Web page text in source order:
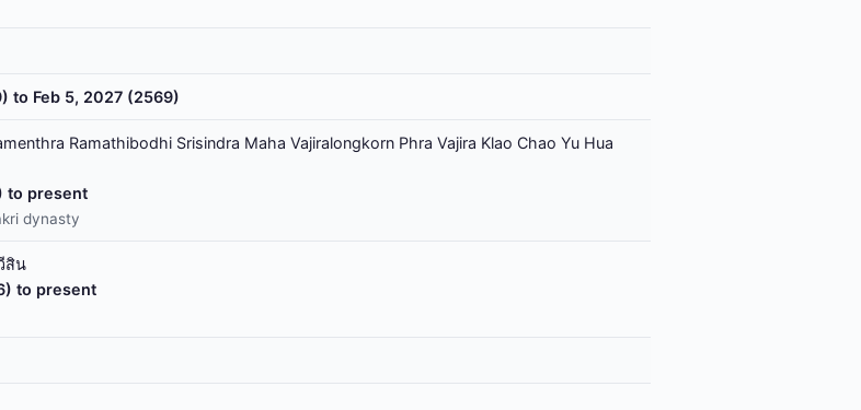
to Feb 5, 2027 (2569)
Ramathibodhi Srisindra Maha Vajiralongkorn Phra Vajira Klao Chao Yu Hua
to present
dynasty
สิน
to present